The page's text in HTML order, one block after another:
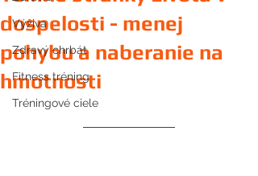
Výživa
Zdravý chrbát
Fitness tréning
Tréningové ciele
dospelosti - menej
pohybu a naberanie na
hmotnosti